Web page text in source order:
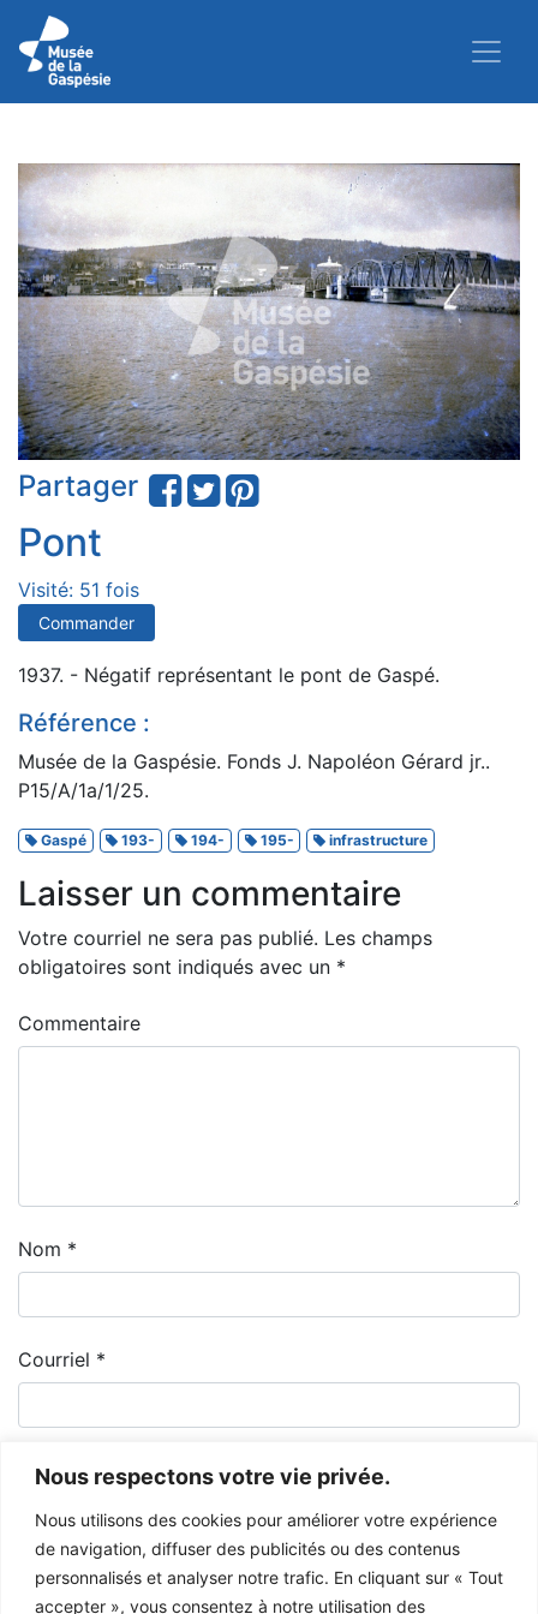
Nous respectons votre vie privée.
Nous utilisons des cookies pour améliorer votre expérience
de navigation, diffuser des publicités ou des contenus
personnalisés et analyser notre trafic. En cliquant sur « Tout
accepter », vous consentez à notre utilisation des
Partager
Pont
Visité: 51 fois
Commander
1937. - Négatif représentant le pont de Gaspé.
Référence :
Musée de la Gaspésie. Fonds J. Napoléon Gérard jr..
P15/A/1a/1/25.
Gaspé 193- 194- 195- infrastructure
Laisser un commentaire
Votre courriel ne sera pas publié. Les champs
obligatoires sont indiqués avec un *
Commentaire
Nom *
Courriel *